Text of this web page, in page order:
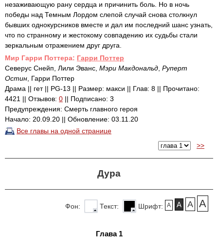
незаживающую рану сердца и причинить боль. Но в ночь
победы над Темным Лордом слепой случай снова столкнул
бывших однокурсников вместе и дал им последний шанс узнать,
что по странному и жестокому совпадению их судьбы стали
зеркальным отражением друг друга.
Mир Гарри Поттера: Гарри Поттер
Северус Снейп, Лили Эванс, Мэри Макдональд Руперт
Остин , Гарри Поттер
Драма || гет || PG-13 || Размер: макси || Глав: 8 || Прочитано:
4421 || Отзывов: 0 || Подписано: 3
Предупреждения: Смерть главного героя
Начало: 20.09.20 || Обновление: 03.11.20
Все главы на одной странице
>>
Дура
A A A A
Шрифт:
Текст:
Фон:
Глава 1